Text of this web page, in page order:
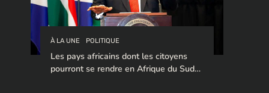
À LA UNE POLITIQUE
Les pays africains dont les citoyens
pourront se rendre en Afrique du Sud